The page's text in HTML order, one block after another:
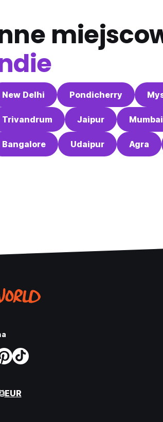
New Delhi Pondicherry
Trivandrum Jaipur Mumbai
Bangalore Udaipur Agra
EUR